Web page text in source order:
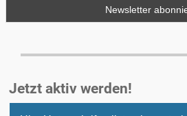
Jetzt aktiv werden!